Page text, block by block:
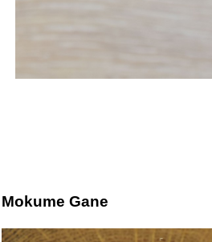
Mokume Gane